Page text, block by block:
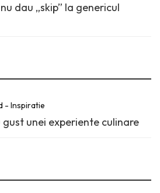
dau „skip” la genericul
- Inspiratie
unei experiente culinare